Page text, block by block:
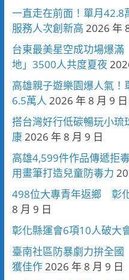
一直走在前面！單月42.8
服務人次創新高 2026 年
台東最美星空成功場爆
地」3500人共度夏夜
高雄親子遊樂園爆人氣
6.5萬人 2026 年 8 月 9 日
搭台灣好行低碳暢玩小
康2026 年 8 月 9 日
高雄4,599件作品傳遞拒
用畫筆打造兒童防毒力
498位大專青年返鄉 彰
8 月 9 日
彰化縣運會6項10人破大
臺南社區防暴劇力拚全
獲佳作2026 年 8 月 9 日